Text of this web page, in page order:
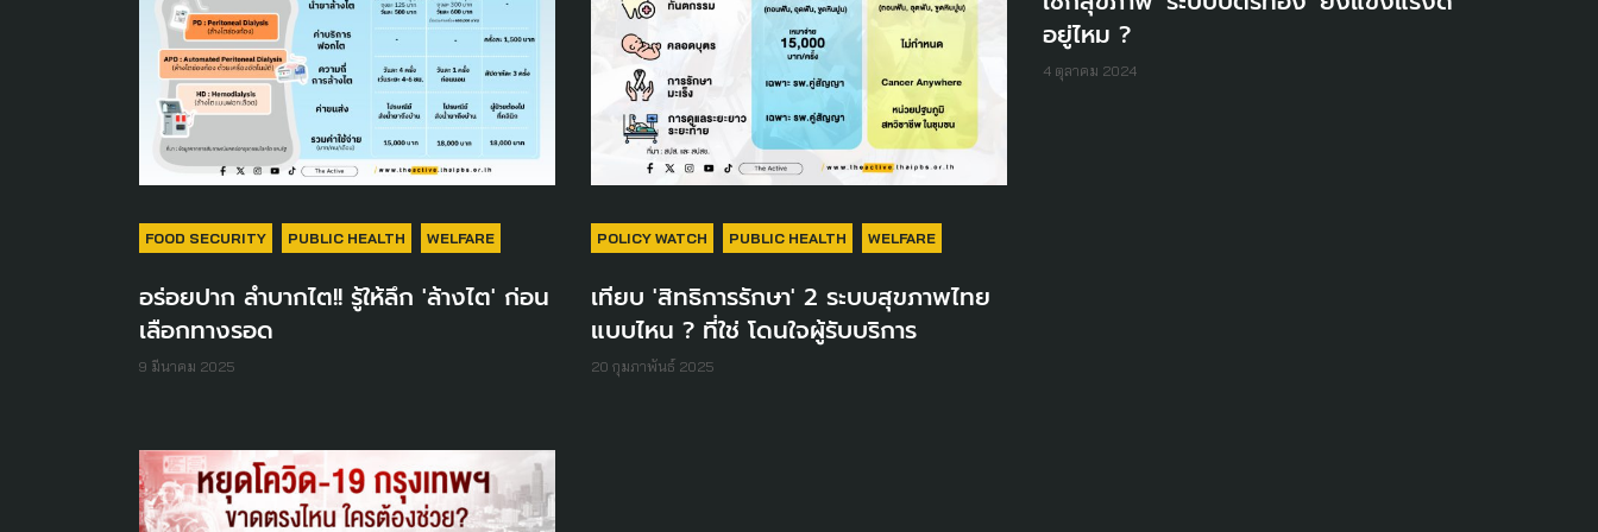
FOOD SECURITY PUBLIC HEALTH WELFARE
อร่อยปาก ลำบากไต!! รู้ให้ลึก 'ล้างไต' ก่อน
เลือกทางรอด
9 มีนาคม 2025
POLICY WATCH PUBLIC HEALTH WELFARE
เทียบ 'สิทธิการรักษา' 2 ระบบสุขภาพไทย
แบบไหน ? ที่ใช่ โดนใจผู้รับบริการ
20 กุมภาพันธ์ 2025
อยู่ไหม ?
4 ตุลาคม 2024